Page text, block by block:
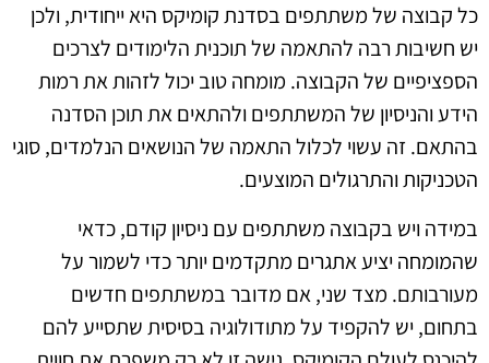
כל קבוצה של משתתפים בסדנת קומיקס היא ייחודית, ולכן
יש חשיבות רבה להתאמה של תוכנית הלימודים לצרכים
הספציפיים של הקבוצה. מומחה טוב יכול לזהות את רמות
הידע והניסיון של המשתתפים ולהתאים את תוכן הסדנה
בהתאם. זה עשוי לכלול התאמה של הנושאים הנלמדים, סוגי
הטכניקות והתרגולים המוצעים.
במידה ויש בקבוצה משתתפים עם ניסיון קודם, כדאי
שהמומחה יציע אתגרים מתקדמים יותר כדי לשמור על
מעורבותם. מצד שני, אם מדובר במשתתפים חדשים
בתחום, יש להקפיד על מתודולוגיה בסיסית שתסייע להם